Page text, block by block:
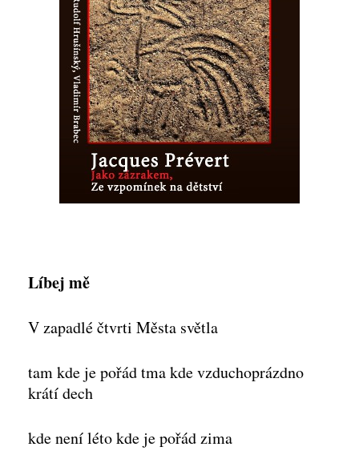
Líbej mě
V zapadlé čtvrti Města světla
tam kde je pořád tma kde vzduchoprázdno
krátí dech
kde není léto kde je pořád zima